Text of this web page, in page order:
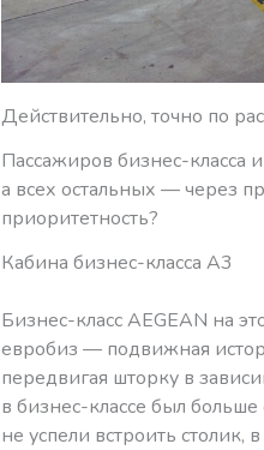
Действительно, точно по
Пассажиров бизнес-класса
а всех остальных — через
приоритетность?
Кабина бизнес-класса A3
Бизнес-класс AEGEAN на
евробиз — подвижная
передвигая шторку в
в бизнес-классе был
не успели встроить столик,